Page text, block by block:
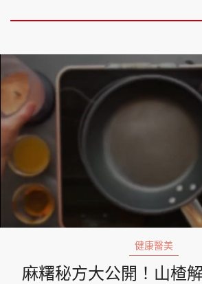
Unmute
13.86%
健康醫美
麻糬秘方大公開！山楂